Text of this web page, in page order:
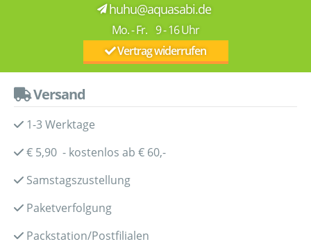
huhu@aquasabi.de
Mo. - Fr. 9 - 16 Uhr
Vertrag widerrufen
Versand
1-3 Werktage
€ 5,90 - kostenlos ab € 60,-
Samstagszustellung
Paketverfolgung
Packstation/Postfilialen